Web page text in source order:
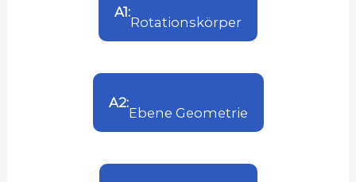
A1:
Rotationskörper
A2:
Ebene Geometrie